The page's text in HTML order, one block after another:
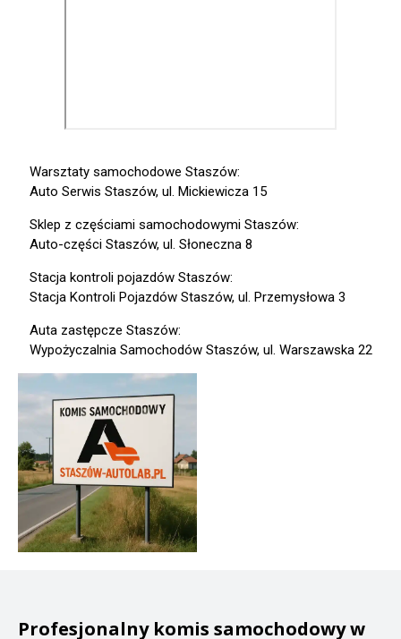
Warsztaty samochodowe Staszów:
Auto Serwis Staszów, ul. Mickiewicza 15
Sklep z częściami samochodowymi Staszów:
Auto-części Staszów, ul. Słoneczna 8
Stacja kontroli pojazdów Staszów:
Stacja Kontroli Pojazdów Staszów, ul. Przemysłowa 3
Auta zastępcze Staszów:
Wypożyczalnia Samochodów Staszów, ul. Warszawska 22
Profesjonalny komis samochodowy w